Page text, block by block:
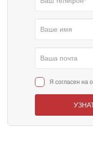
Я согласен на